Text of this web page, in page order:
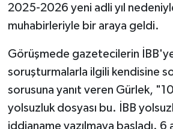
2025-2026 yeni adli yıl
muhabirleriyle bir araya geldi.
Görüşmede gazetecilerin
soruşturmalarla ilgili kendisine
sorusuna yanıt veren Gürlek,
yolsuzluk dosyası bu. İBB
iddianame yazılmaya başladı. 6